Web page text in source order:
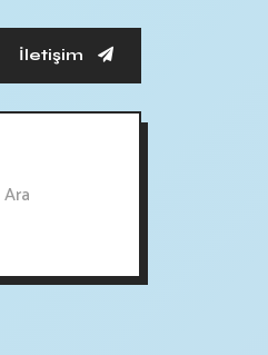
İletişim